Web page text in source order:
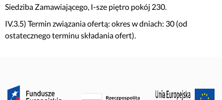
Siedziba Zamawiającego, I-sze piętro pokój 230.
IV.3.5) Termin związania ofertą: okres w dniach: 30 (od
ostatecznego terminu składania ofert).